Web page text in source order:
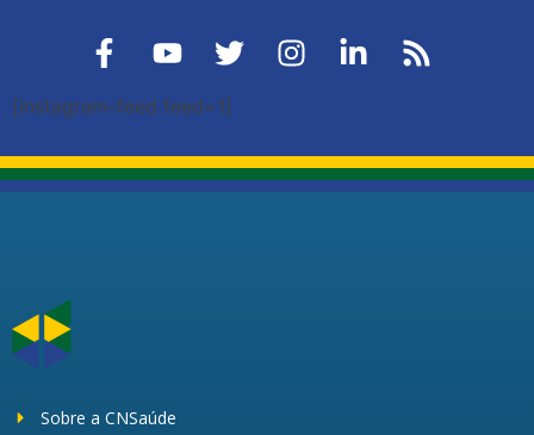
[instagram-feed feed=1]
Sobre a CNSaúde